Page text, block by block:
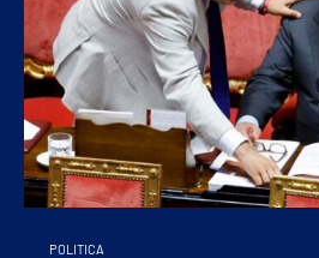
POLITICA